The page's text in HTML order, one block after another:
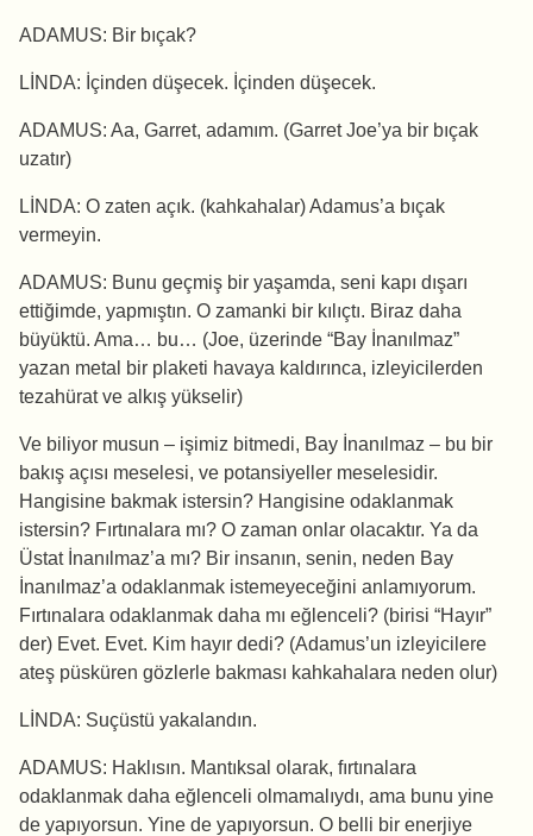
ADAMUS: Bir bıçak?
LİNDA: İçinden düşecek. İçinden düşecek.
ADAMUS: Aa, Garret, adamım. (Garret Joe’ya bir bıçak
uzatır)
LİNDA: O zaten açık. (kahkahalar) Adamus’a bıçak
vermeyin.
ADAMUS: Bunu geçmiş bir yaşamda, seni kapı dışarı
ettiğimde, yapmıştın. O zamanki bir kılıçtı. Biraz daha
büyüktü. Ama… bu… (Joe, üzerinde “Bay İnanılmaz”
yazan metal bir plaketi havaya kaldırınca, izleyicilerden
tezahürat ve alkış yükselir)
Ve biliyor musun – işimiz bitmedi, Bay İnanılmaz – bu bir
bakış açısı meselesi, ve potansiyeller meselesidir.
Hangisine bakmak istersin? Hangisine odaklanmak
istersin? Fırtınalara mı? O zaman onlar olacaktır. Ya da
Üstat İnanılmaz’a mı? Bir insanın, senin, neden Bay
İnanılmaz’a odaklanmak istemeyeceğini anlamıyorum.
Fırtınalara odaklanmak daha mı eğlenceli? (birisi “Hayır”
der) Evet. Evet. Kim hayır dedi? (Adamus’un izleyicilere
ateş püsküren gözlerle bakması kahkahalara neden olur)
LİNDA: Suçüstü yakalandın.
ADAMUS: Haklısın. Mantıksal olarak, fırtınalara
odaklanmak daha eğlenceli olmamalıydı, ama bunu yine
de yapıyorsun. Yine de yapıyorsun. O belli bir enerjiye